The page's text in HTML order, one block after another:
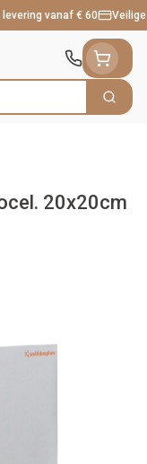
vanaf € 60
Zoek
20x20cm